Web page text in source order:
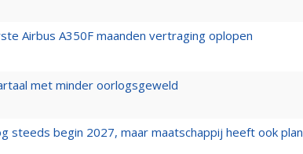
Airbus A350F maanden vertraging oplopen
met minder oorlogsgeweld
steeds begin 2027, maar maatschappij heeft ook plan